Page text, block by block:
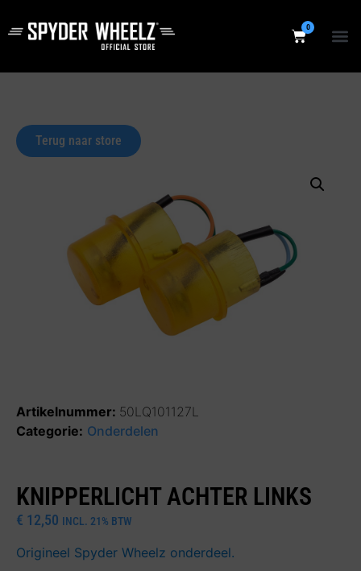
0
Terug naar store
Artikelnummer: 50LQ101127L
Categorie: Onderdelen
KNIPPERLICHT ACHTER LINKS
€ 12,50 INCL. 21% BTW
Origineel Spyder Wheelz onderdeel.